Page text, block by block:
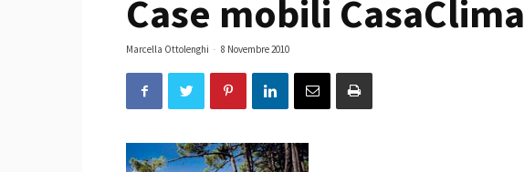
Case mobili CasaClima
Marcella Ottolenghi - 8 Novembre 2010